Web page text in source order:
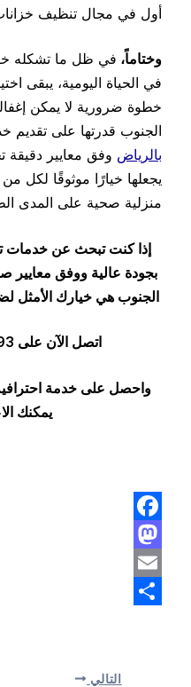
أول في مجال تنظيف خزانات
وختاماً،في ظل ما تشكله
في الحياة اليومية، يبقى اختيار
خطوة ضرورية لا يمكن
الجنوب قدرتها على تقديم
بالرياض وفق معايير دقيقة تجمع
يجعلها خيارًا موثوقًا لكل من
منزلية صحية على المدى
إذا كنت تبحث عن خدمات
بجودة عالية ووفق معايير
الجنوب هي خيارك الأمثل
اتصل الآن على ⁦+966 57 475 3693⁩
واحصل على خدمة احترافية
يمكنك
Facebook
Mastodon
Email
التالي